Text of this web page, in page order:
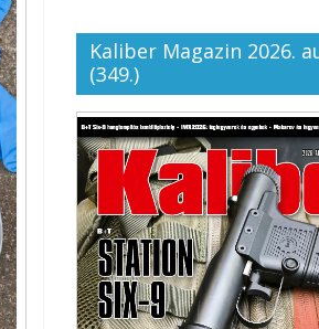
Kaliber Magazin 2026.
(349.)